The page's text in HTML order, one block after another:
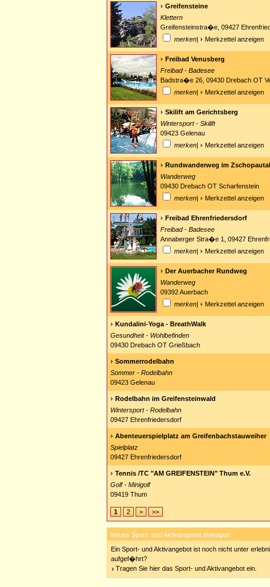
Greifensteine
Klettern
Greifensteinstra�e, 09427
merken| Merkzettel anzeigen
Freibad Venusberg
Freibad - Badesee
Badstra�e 26, 09430 Drebach OT
merken| Merkzettel anzeigen
Skilift am Gerichtsberg
Wintersport - Skilift
09423 Gelenau
merken| Merkzettel anzeigen
Rundwanderweg im Zschopautal
Wanderweg
09430 Drebach OT Scharfenstein
merken| Merkzettel anzeigen
Freibad Ehrenfriedersdorf
Freibad - Badesee
Annaberger Stra�e 1, 09427
merken| Merkzettel anzeigen
Der Auerbacher Rundweg
Wanderweg
09392 Auerbach
merken| Merkzettel anzeigen
Kundalini-Yoga - BreathWalk
Gesundheit - Wohlbefinden
09430 Drebach OT Grießbach
Sommerrodelbahn
Sommer - Rodelbahn
09423 Gelenau
Rodelbahn im Greifensteinwald
Wintersport - Rodelbahn
09427 Ehrenfriedersdorf
Abenteuerspielplatz am Greifenbachstauweiher
Spielplatz
09427 Ehrenfriedersdorf
Tennis /TC "AM GREIFENSTEIN" Thum e.V.
Golf - Minigolf
09419 Thum
1 2 > >>
Neues Sport- und Aktivangebot eintragen
Ein Sport- und Aktivangebot ist noch nicht unter
aufgef�hrt?
Tragen Sie hier das Sport- und Aktivangebot ein.